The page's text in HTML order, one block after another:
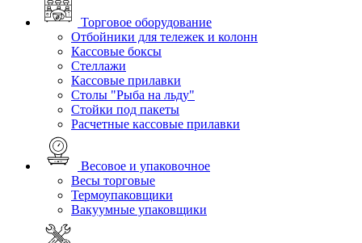
Торговое оборудование
Отбойники для тележек и колонн
Кассовые боксы
Стеллажи
Кассовые прилавки
Столы "Рыба на льду"
Стойки под пакеты
Расчетные кассовые прилавки
Весовое и упаковочное
Весы торговые
Термоупаковщики
Вакуумные упаковщики